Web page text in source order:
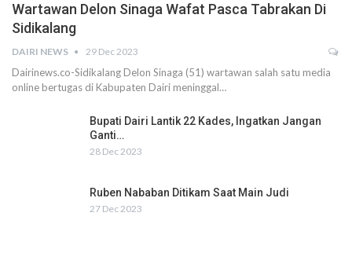
Wartawan Delon Sinaga Wafat Pasca Tabrakan Di
Sidikalang
DAIRI NEWS 29 Dec 2023
Dairinews.co-Sidikalang Delon Sinaga (51) wartawan salah satu media
online bertugas di Kabupaten Dairi meninggal…
Bupati Dairi Lantik 22 Kades, Ingatkan Jangan
Ganti…
28 Dec 2023
Ruben Nababan Ditikam Saat Main Judi
27 Dec 2023